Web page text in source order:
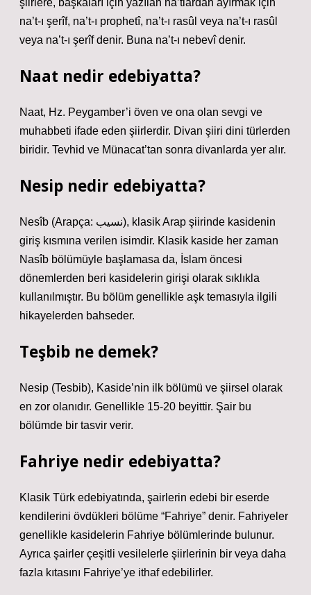
şiirlere, başkaları için yazılan na’tlardan ayırmak için
na’t-ı şerîf, na’t-ı prophetî, na’t-ı rasûl veya na’t-ı rasûl
veya na’t-ı şerîf denir. Buna na’t-ı nebevî denir.
Naat nedir edebiyatta?
Naat, Hz. Peygamber’i öven ve ona olan sevgi ve
muhabbeti ifade eden şiirlerdir. Divan şiiri dini türlerden
biridir. Tevhid ve Münacat’tan sonra divanlarda yer alır.
Nesip nedir edebiyatta?
Nesîb (Arapça: نسيب), klasik Arap şiirinde kasidenin
giriş kısmına verilen isimdir. Klasik kaside her zaman
Nasîb bölümüyle başlamasa da, İslam öncesi
dönemlerden beri kasidelerin girişi olarak sıklıkla
kullanılmıştır. Bu bölüm genellikle aşk temasıyla ilgili
hikayelerden bahseder.
Teşbib ne demek?
Nesip (Tesbib), Kaside’nin ilk bölümü ve şiirsel olarak
en zor olanıdır. Genellikle 15-20 beyittir. Şair bu
bölümde bir tasvir verir.
Fahriye nedir edebiyatta?
Klasik Türk edebiyatında, şairlerin edebi bir eserde
kendilerini övdükleri bölüme “Fahriye” denir. Fahriyeler
genellikle kasidelerin Fahriye bölümlerinde bulunur.
Ayrıca şairler çeşitli vesilelerle şiirlerinin bir veya daha
fazla kıtasını Fahriye’ye ithaf edebilirler.